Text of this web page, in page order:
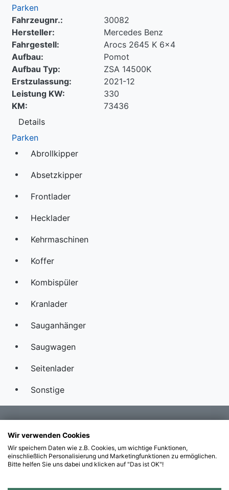
Abrollkipper
Absetzkipper
Frontlader
Hecklader
Kehrmaschinen
Koffer
Kombispüler
Kranlader
Sauganhänger
Saugwagen
Seitenlader
Sonstige
Parken
Fahrzeugnr.:
30082
Hersteller:
Mercedes Benz
Fahrgestell:
Arocs 2645 K 6x4
Aufbau:
Pomot
Aufbau Typ:
ZSA 14500K
Erstzulassung:
2021-12
Leistung KW:
330
KM:
73436
Details
Parken
DATENSCHUTZ
IMPRESSUM
Wir verwenden Cookies
Wir speichern Daten wie z.B. Cookies, um wichtige Funktionen,
einschließlich Personalisierung und Marketingfunktionen zu ermöglichen.
Bitte helfen Sie uns dabei und klicken auf "Das ist OK"!